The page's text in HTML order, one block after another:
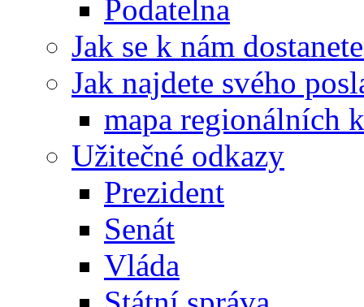
Podatelna
Jak se k nám
Jak najdete svého
mapa regionálních
Užitečné odkazy
Prezident
Senát
Vláda